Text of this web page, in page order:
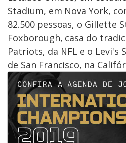
Stadium, em Nova York,
82.500 pessoas, o Gillette
Foxborough, casa do
Patriots, da NFL e o Levi's
de San Francisco, na